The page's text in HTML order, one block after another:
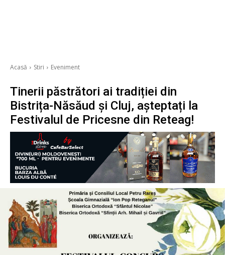
Acasă Stiri Eveniment
Tinerii păstrători ai tradiției din
Bistrița-Năsăud și Cluj, așteptați la
Festivalul de Pricesne din Reteag!